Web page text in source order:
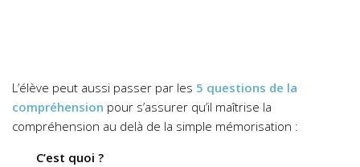
L’élève peut aussi passer par les 5 questions de la
compréhension pour s’assurer qu’il maîtrise la
compréhension au delà de la simple mémorisation :
C’est quoi ?